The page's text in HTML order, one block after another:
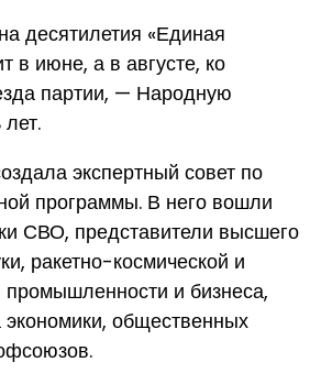
десятилетия «Единая
в июне, а в августе, ко
партии, — Народную
экспертный совет по
программы. В него вошли
СВО, представители высшего
ракетно-космической и
промышленности и бизнеса,
экономики, общественных